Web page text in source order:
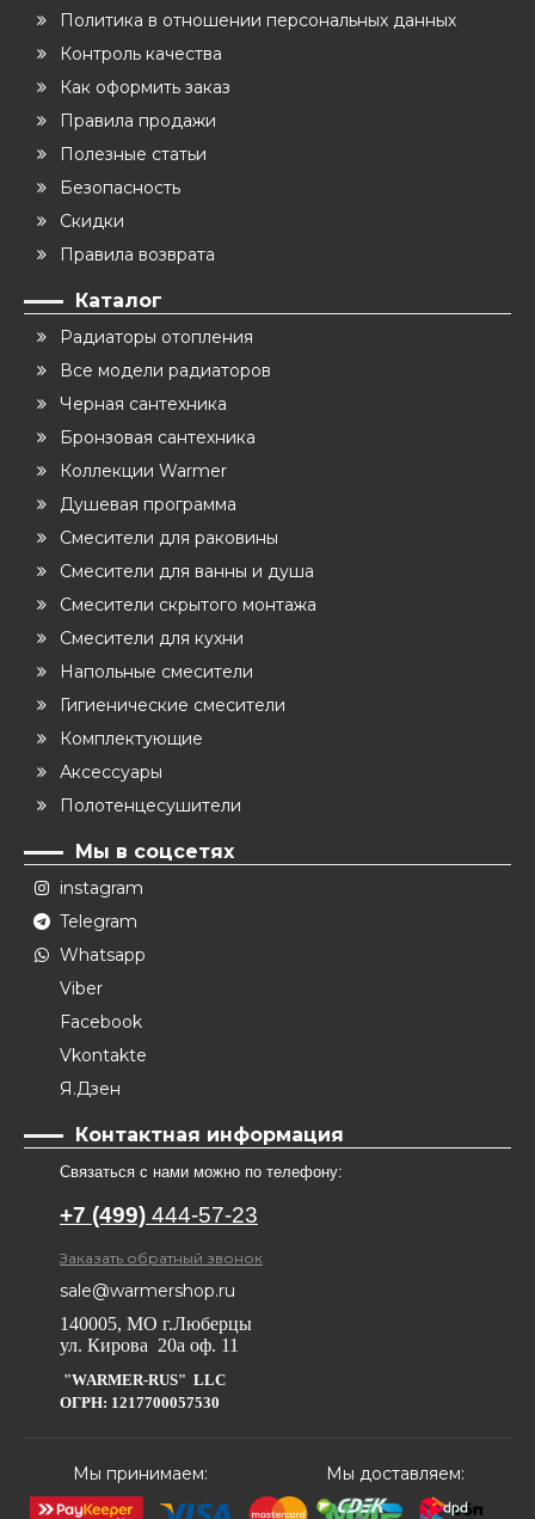
Политика в отношении персональных данных
Контроль качества
Как оформить заказ
Правила продажи
Полезные статьи
Безопасность
Скидки
Правила возврата
Каталог
Радиаторы отопления
Все модели радиаторов
Черная сантехника
Бронзовая сантехника
Коллекции Warmer
Душевая программа
Смесители для раковины
Смесители для ванны и душа
Смесители скрытого монтажа
Смесители для кухни
Напольные смесители
Гигиенические смесители
Комплектующие
Аксессуары
Полотенцесушители
Мы в соцсетях
instagram
Telegram
Whatsapp
Viber
Facebook
Vkontakte
Я.Дзен
Контактная информация
Связаться с нами можно по телефону:
+7 (499) 444-57-23
Заказать обратный звонок
sale@warmershop.ru
140005, МО г.Люберцы
ул. Кирова 20а оф. 11
"WARMER-RUS" LLC
ОГРН: 1217700057530
Мы принимаем: Мы доставляем: